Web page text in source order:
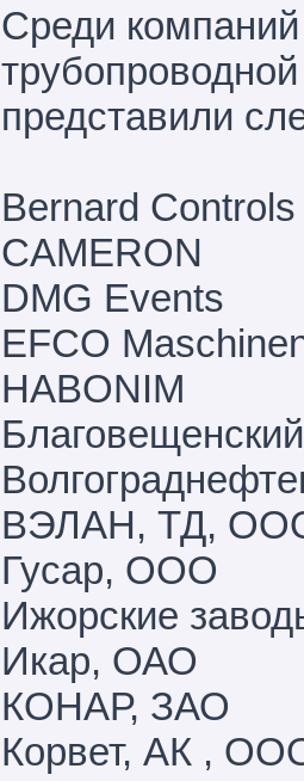
Среди
представили
Bernard Controls
CAMERON
DMG Events
EFCO
HABONIM
ВЭЛАН, ТД,
Гусар, ООО
Ижорские
Икар, ОАО
КОНАР, ЗАО
Корвет, АК ,